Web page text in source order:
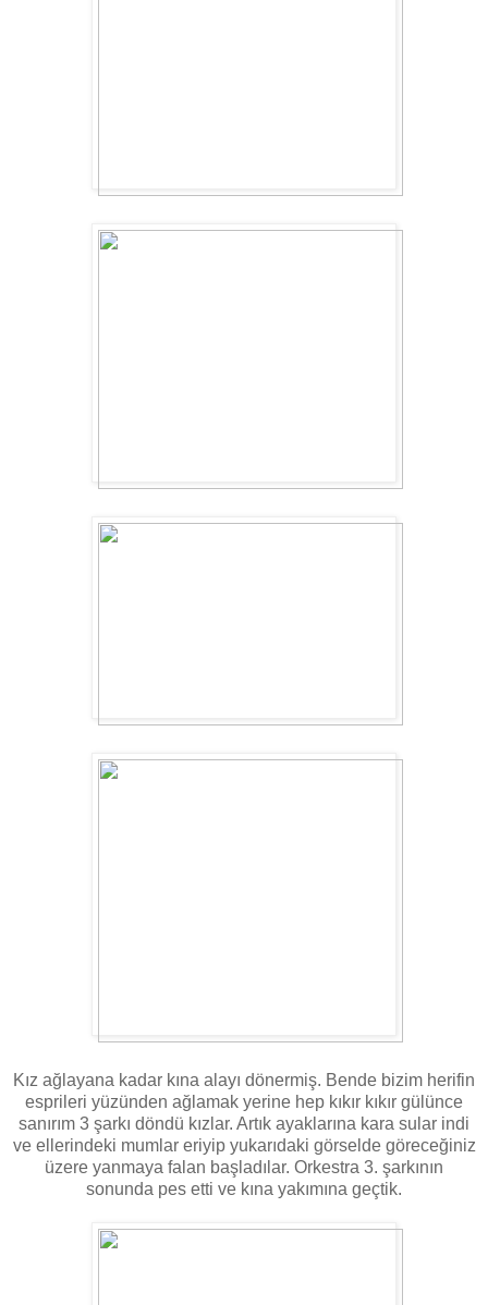
Kız ağlayana kadar kına alayı dönermiş. Bende bizim herifin
esprileri yüzünden ağlamak yerine hep kıkır kıkır gülünce
sanırım 3 şarkı döndü kızlar. Artık ayaklarına kara sular indi
ve ellerindeki mumlar eriyip yukarıdaki görselde göreceğiniz
üzere yanmaya falan başladılar. Orkestra 3. şarkının
sonunda pes etti ve kına yakımına geçtik.